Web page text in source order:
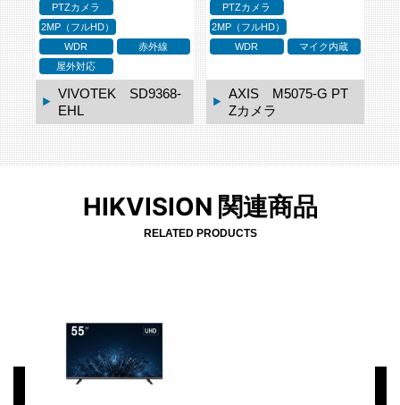
PTZカメラ
2MP（フルHD）
WDR
赤外線
屋外対応
VIVOTEK SD9368-
EHL
PTZカメラ
2MP（フルHD）
WDR
マイク内蔵
AXIS M5075-G PT
Zカメラ
HIKVISION 関連商品
RELATED PRODUCTS